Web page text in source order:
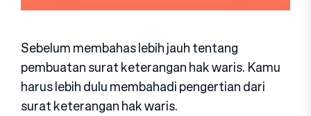
Sebelum membahas lebih jauh tentang
pembuatan surat keterangan hak waris. Kamu
harus lebih dulu membahadi pengertian dari
surat keterangan hak waris.